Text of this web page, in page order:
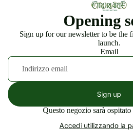
Opening
Sign up for our newsletter to be the
launch.
Email
Sign up
Questo negozio sarà ospitato
Accedi utilizzando la